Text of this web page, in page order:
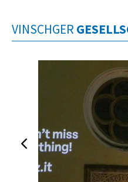
VINSCHGER